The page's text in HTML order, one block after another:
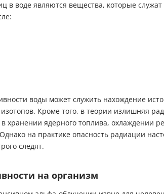
в воде являются вещества, которые
воды может служить нахождение
Кроме того, в теории излишняя
хранении ядерного топлива, охлаждении
на практике опасность радиации
следят.
на организм